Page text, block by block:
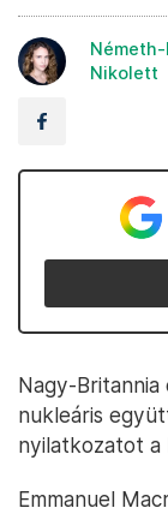
Nikolett
Nagy-Britannia
nukleáris
nyilatkozatot a
Emmanuel